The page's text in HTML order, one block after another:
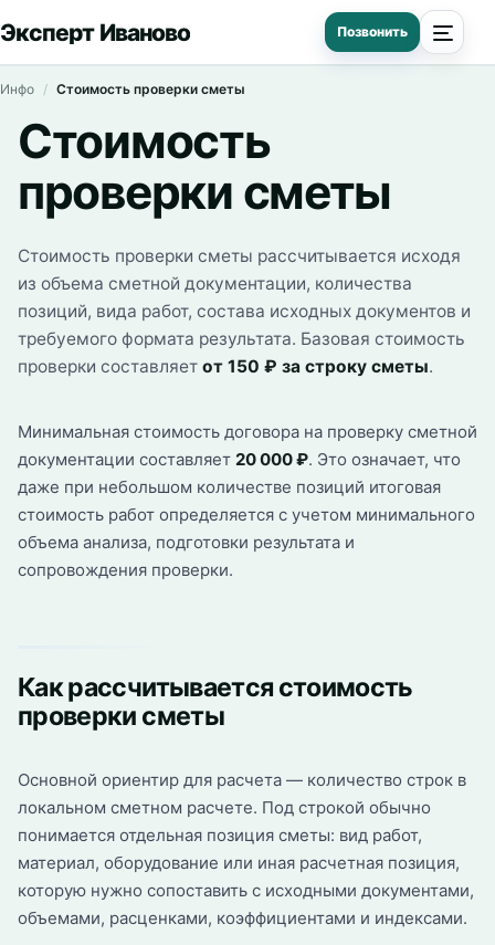
Эксперт Иваново
Инфо Стоимость проверки сметы
Стоимость
проверки сметы
Стоимость проверки сметы рассчитывается исходя
из объема сметной документации, количества
позиций, вида работ, состава исходных документов и
требуемого формата результата. Базовая стоимость
проверки составляет от 150 ₽ за строку сметы.
Минимальная стоимость договора на проверку сметной
документации составляет 20 000 ₽. Это означает, что
даже при небольшом количестве позиций итоговая
стоимость работ определяется с учетом минимального
объема анализа, подготовки результата и
сопровождения проверки.
Как рассчитывается стоимость
проверки сметы
Основной ориентир для расчета — количество строк в
локальном сметном расчете. Под строкой обычно
понимается отдельная позиция сметы: вид работ,
материал, оборудование или иная расчетная позиция,
которую нужно сопоставить с исходными документами,
объемами, расценками, коэффициентами и индексами.